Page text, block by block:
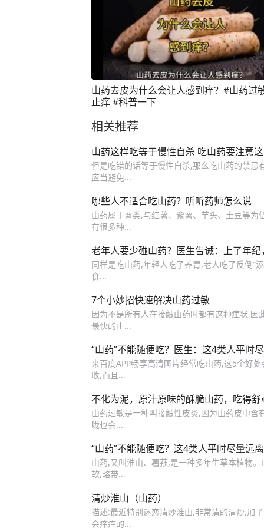
山药去皮为什么会让人感到痒？#山药过
止痒 #科普一下
相关推荐
山药这样吃等于慢性自杀 吃山药要注意
但是吃错的话等于慢性自杀,那么吃山药的禁
应当避免...
哪些人不适合吃山药？听听药师怎么说
山药属于薯类,与红薯、紫薯、芋头、土豆等
有很多种...
老年人要少碰山药？医生告诫：上了年纪
同样是吃山药,年轻人吃了养胃,老人吃了反倒“
食...
7个小妙招快速解决山药过敏
因为不是所有人在接触山药时都有这种症状,
最快的止...
“山药”不能随便吃？医生：这4类人平时
来百度APP畅享高清图片经常吃山药,这5个好
收,而且...
不化为泥，原汁原味的酥脆山药，吃得舒
山药过敏是一种叫接触性皮炎,因为山药皮中
咙也会...
“山药”不能随便吃？这4类人平时尽量远
山药,又叫淮山、薯蓣,是一种多年生草本植物
软,略带...
清炒淮山（山药）
描述:最近特别迷恋清炒淮山,非常清的清炒,加
会痒痒的...